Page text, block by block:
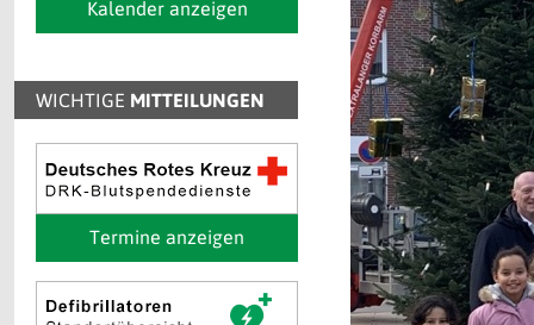
Kalender anzeigen
WICHTIGE MITTEILUNGEN
Termine anzeigen